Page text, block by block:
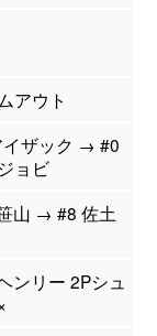
アウト
イザック → #0
ョビ
山 → #8 佐土
ンリー 2Pシュ